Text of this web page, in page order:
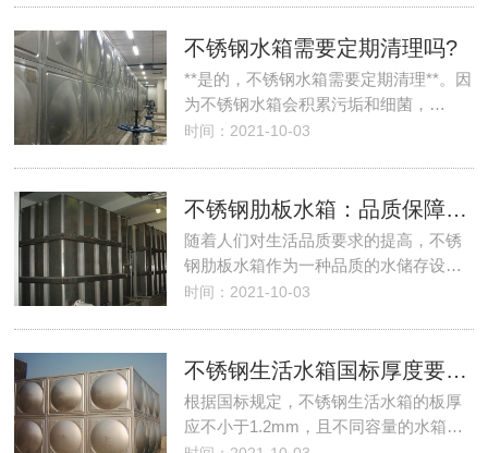
不锈钢水箱需要定期清理吗?
**是的，不锈钢水箱需要定期清理**。因
为不锈钢水箱会积累污垢和细菌，…
时间：2021-10-03
不锈钢肋板水箱：品质保障与节能环保
随着人们对生活品质要求的提高，不锈
钢肋板水箱作为一种品质的水储存设…
时间：2021-10-03
不锈钢生活水箱国标厚度要求：保障安全与品质的选择指南
根据国标规定，不锈钢生活水箱的板厚
应不小于1.2mm，且不同容量的水箱…